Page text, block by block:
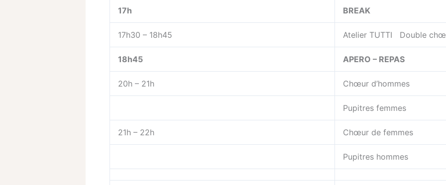
17h BREAK
17h30 – 18h45 Atelier TUTTI Double
18h45 APERO – REPAS
20h – 21h Chœur d’hommes
Pupitres femmes
21h – 22h Chœur de femmes
Pupitres hommes